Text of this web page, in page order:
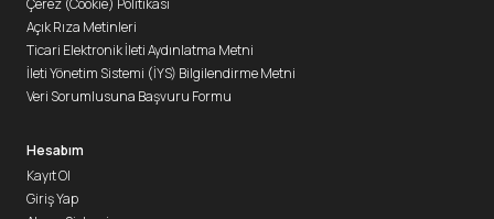
Çerez (Cookie) Politikası
Açık Rıza Metinleri
Ticari Elektronik İleti Aydınlatma Metni
İleti Yönetim Sistemi (İYS) Bilgilendirme Metni
Veri Sorumlusuna Başvuru Formu
Hesabım
Kayıt Ol
Giriş Yap